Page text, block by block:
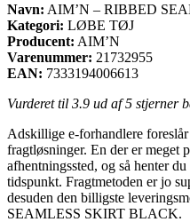
Navn: AIM’N – RIBBED
Kategori: LØBE TØJ
Producent: AIM’N
Varenummer: 21732955
EAN: 7333194006613
Vurderet til 3.9 ud af 5 stjerner
Adskillige e-forhandlere
fragtløsninger. En der er meget
afhentningssted, og så henter
tidspunkt. Fragtmetoden er jo
desuden den billigste
SEAMLESS SKIRT BLACK.